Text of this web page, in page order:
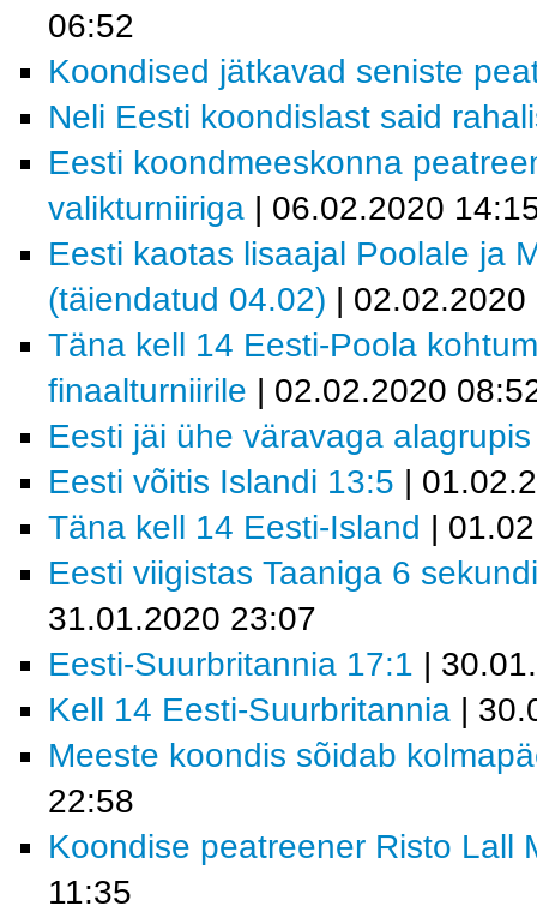
06:52
Koondised jätkavad seniste
Neli Eesti koondislast said
Eesti koondmeeskonna
valikturniiriga | 06.02.2020
Eesti kaotas lisaajal Poolale ja
(täiendatud 04.02) | 02.02.2020
Täna kell 14 Eesti-Poola
finaalturniirile | 02.02.2020
Eesti jäi ühe väravaga
Eesti võitis Islandi 13:5 |
Täna kell 14 Eesti-Island |
Eesti viigistas Taaniga 6
31.01.2020 23:07
Eesti-Suurbritannia 17:1 |
Kell 14 Eesti-Suurbritannia |
Meeste koondis sõidab
22:58
Koondise peatreener Risto Lall
11:35